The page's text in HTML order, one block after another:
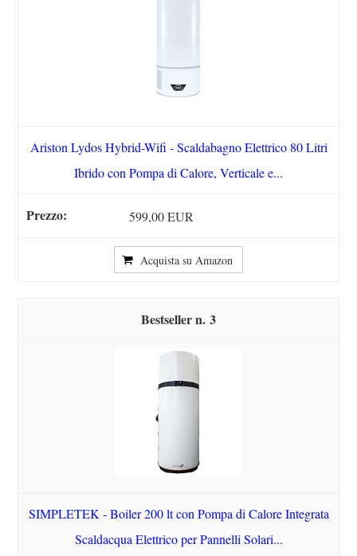
Ariston Lydos Hybrid-Wifi - Scaldabagno Elettrico 80 Litri
Ibrido con Pompa di Calore, Verticale e...
599,00 EUR
Acquista su Amazon
3
SIMPLETEK - Boiler 200 lt con Pompa di Calore Integrata
Scaldacqua Elettrico per Pannelli Solari...